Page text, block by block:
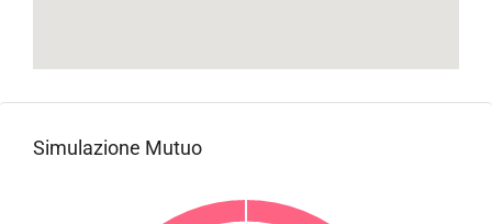
Simulazione Mutuo